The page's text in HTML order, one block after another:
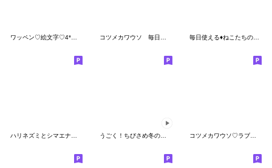
ワッペン♡絵文字♡4*お祝い* コツメカワウソ 毎日つかえる 星ver 毎日使える♦ねこたちの絵文字2
コツメカワウソ♡ラブラブ6